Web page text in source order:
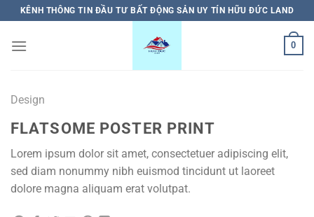
qua
nội
KÊNH THÔNG TIN ĐẦU TƯ BẤT ĐỘNG SẢN UY TÍN HỮU ĐỨC LAND
0
Design
FLATSOME POSTER PRINT
Lorem ipsum dolor sit amet, consectetuer adipiscing elit,
sed diam nonummy nibh euismod tincidunt ut laoreet
dolore magna aliquam erat volutpat.